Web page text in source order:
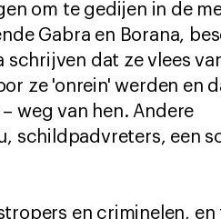
om te gedijen in de
Gabra en Borana,
schrijven dat ze vlees
ze 'onrein' werden en
weg van hen. Andere
schildpadvreters, een
en criminelen, en